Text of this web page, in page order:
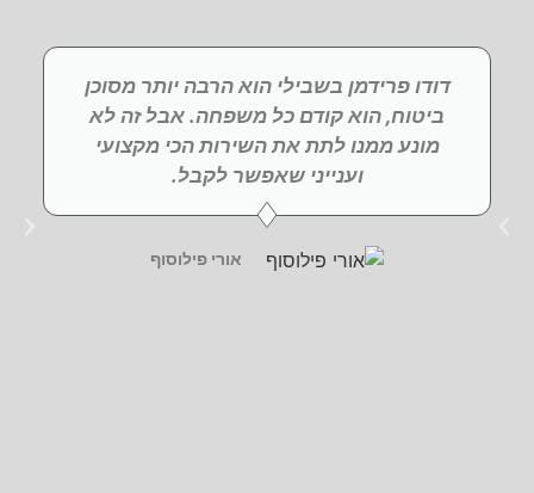
דודו פרידמן בשבילי הוא הרבה יותר מסוכן
ביטוח, הוא קודם כל משפחה. אבל זה לא
מונע ממנו לתת את השירות הכי מקצועי
וענייני שאפשר לקבל.
אורי פילוסוף